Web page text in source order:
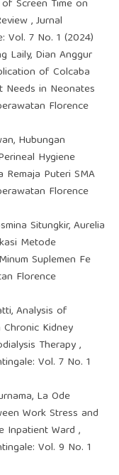
Screen Time on
,Jurnal
Vol. 7 No. 1 (2024)
Laily, Dian Anggur
of Colcaba
in Neonates
Florence
Hubungan
Hygiene
Remaja Puteri SMA
Florence
Situngkir, Aurelia
Metode
Suplemen Fe
Florence
Analysis of
Kidney
Therapy,
Vol. 7 No. 1
La Ode
Work Stress and
Inpatient Ward ,
Vol. 9 No. 1